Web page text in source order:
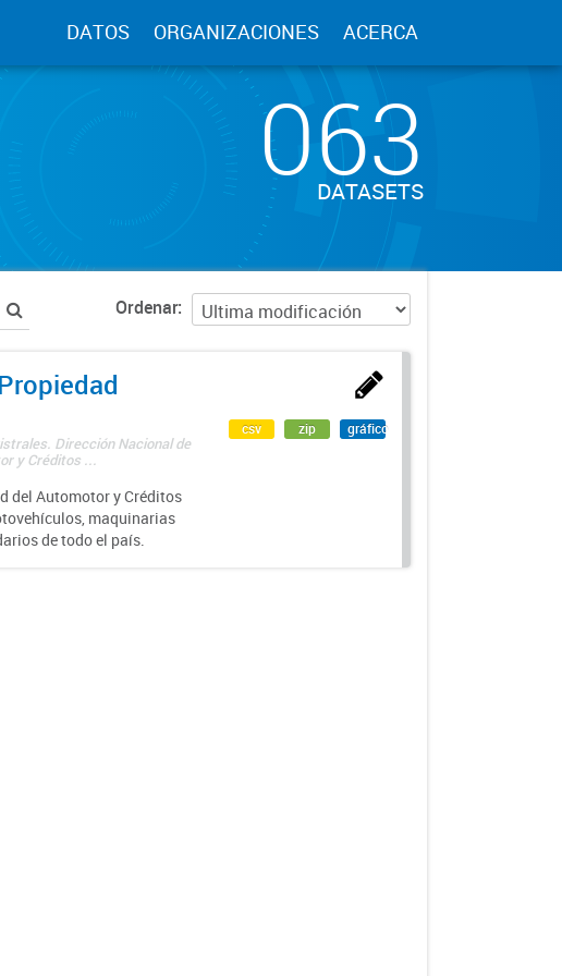
DATOS ORGANIZACIONES ACERCA
063
DATASETS
Ordenar
Dirección Nacional de
y Créditos ...
del Automotor y Créditos
maquinarias
de todo el país.
csv zip gráfico